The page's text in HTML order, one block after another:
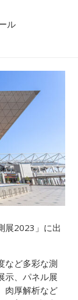
ル
展2023」に出
など多彩な測
示、パネル展
肉厚解析など